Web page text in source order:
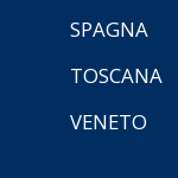
SPAGNA
TOSCANA
VENETO